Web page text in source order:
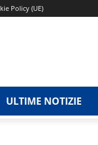
Policy (UE)
ULTIME NOTIZIE